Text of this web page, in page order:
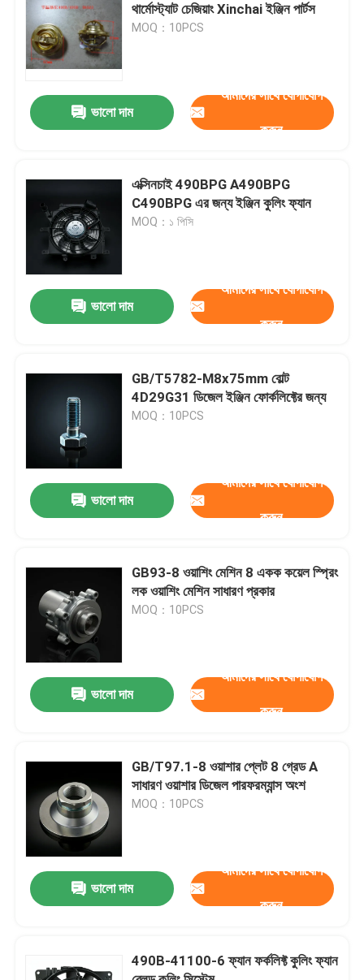
বাড়ি
ভিডিও
আমাদের সম্পর্কে
কারখানা ভ্রমণ
গুণমান নিয়ন্ত্রণ
আমাদের সাথে যোগাযোগ
উদ্ধৃতির জন্য আবেদন
ইঞ্জিন ব্লক সমাবেশ এবং আনুষাঙ্গিক
থার্মোস্ট্যাট চেজিয়াং Xinchai ইঞ্জিন পার্টস
MOQ：10PCS
ভালো দাম
আমাদের সাথে যোগাযোগ
করুন
এক্সিনচাই 490BPG A490BPG
C490BPG এর জন্য ইঞ্জিন কুলিং ফ্যান
MOQ：১ পিসি
ভালো দাম
আমাদের সাথে যোগাযোগ
করুন
GB/T5782-M8x75mm বোল্ট
4D29G31 ডিজেল ইঞ্জিন ফোর্কলিফ্টের জন্য
MOQ：10PCS
ভালো দাম
আমাদের সাথে যোগাযোগ
করুন
GB93-8 ওয়াশিং মেশিন 8 একক কয়েল স্প্রিং
লক ওয়াশিং মেশিন সাধারণ প্রকার
MOQ：10PCS
ভালো দাম
আমাদের সাথে যোগাযোগ
করুন
GB/T97.1-8 ওয়াশার প্লেট 8 গ্রেড A
সাধারণ ওয়াশার ডিজেল পারফরম্যান্স অংশ
MOQ：10PCS
ভালো দাম
আমাদের সাথে যোগাযোগ
করুন
490B-41100-6 ফ্যান ফর্কলিফ্ট কুলিং ফ্যান